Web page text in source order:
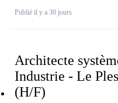
Publié il y a 30 jours
Architecte
Industrie - Le
(H/F)